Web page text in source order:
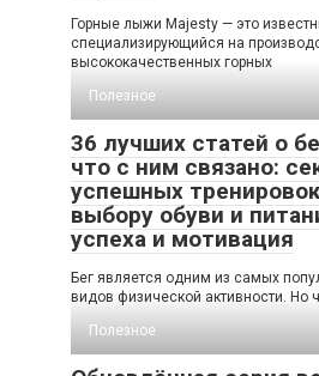
Горные лыжи Majesty — это
специализирующийся на
высококачественных горных
Полезное
36 лучших статей о
что с ним связано:
успешных
выбору обуви и
успеха и мотивация
Бег является одним из самых
видов физической активности. Но
Полезное